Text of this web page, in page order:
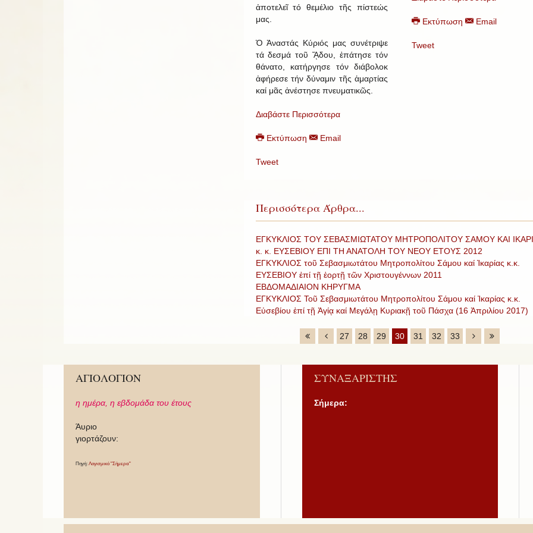
ἀποτελεῖ τό θεμέλιο τῆς πίστεώς
μας.
Ὁ Ἀναστάς Κύριός μας συνέτριψε
τά δεσμά τοῦ ᾍδου, ἐπάτησε τόν
θάνατο, κατήργησε τόν διάβολοκ
ἀφήρεσε τήν δύναμιν τῆς ἁμαρτίας
καί μᾶς ἀνέστησε πνευματικῶς.
Διαβάστε Περισσότερα
Εκτύπωση Email
Tweet
Εκτύπωση Email
Tweet
Περισσότερα Άρθρα...
ΕΓΚΥΚΛΙΟΣ ΤΟΥ ΣΕΒΑΣΜΙΩΤΑΤΟΥ ΜΗΤΡΟΠΟΛΙΤΟΥ ΣΑΜΟΥ ΚΑΙ
κ. κ. ΕΥΣΕΒΙΟΥ ΕΠΙ ΤΗ ΑΝΑΤΟΛΗ ΤΟΥ ΝΕΟΥ ΕΤΟΥΣ 2012
ΕΓΚΥΚΛΙΟΣ τοῦ Σεβασμιωτάτου Μητροπολίτου Σάμου καί Ἰκαρίας κ.κ.
ΕΥΣΕΒΙΟΥ ἐπί τῇ ἑορτῇ τῶν Χριστουγέννων 2011
ΕΒΔΟΜΑΔΙΑΙΟΝ ΚΗΡΥΓΜΑ
ΕΓΚΥΚΛΙΟΣ Τοῦ Σεβασμιωτάτου Μητροπολίτου Σάμου καί Ἰκαρίας κ.κ.
Εὐσεβίου ἐπί τῇ Ἁγίᾳ καί Μεγάλῃ Κυριακῇ τοῦ Πάσχα (16 Ἀπριλίου 2017)
27 28 29 30 31 32 33
ΑΓΙΟΛΟΓΙΟΝ
η ημέρα, η εβδομάδα του έτους
Άυριο
γιορτάζουν:
Πηγή: Λογισμικό "Σήμερα"
ΣΥΝΑΞΑΡΙΣΤΗΣ
Σήμερα: